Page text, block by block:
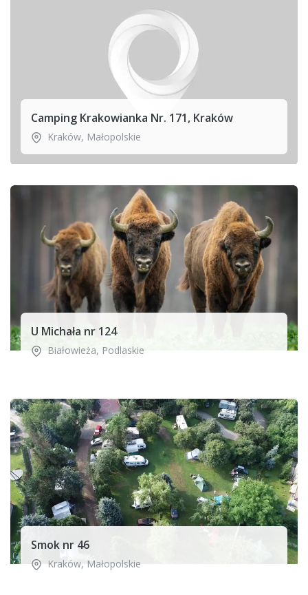
Camping Krakowianka Nr. 171, Kraków
Kraków, Małopolskie
U Michała nr 124
Białowieża, Podlaskie
Smok nr 46
Kraków, Małopolskie